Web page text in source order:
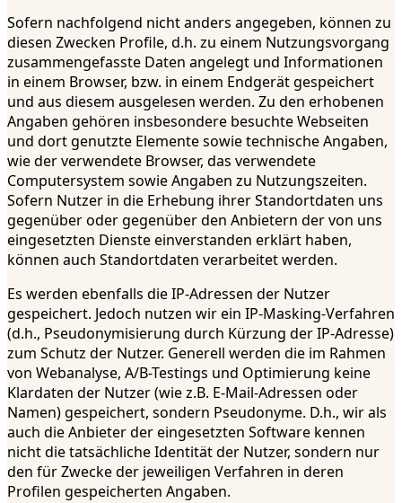
Sofern nachfolgend nicht anders angegeben, können zu
diesen Zwecken Profile, d.h. zu einem Nutzungsvorgang
zusammengefasste Daten angelegt und Informationen
in einem Browser, bzw. in einem Endgerät gespeichert
und aus diesem ausgelesen werden. Zu den erhobenen
Angaben gehören insbesondere besuchte Webseiten
und dort genutzte Elemente sowie technische Angaben,
wie der verwendete Browser, das verwendete
Computersystem sowie Angaben zu Nutzungszeiten.
Sofern Nutzer in die Erhebung ihrer Standortdaten uns
gegenüber oder gegenüber den Anbietern der von uns
eingesetzten Dienste einverstanden erklärt haben,
können auch Standortdaten verarbeitet werden.
Es werden ebenfalls die IP-Adressen der Nutzer
gespeichert. Jedoch nutzen wir ein IP-Masking-Verfahren
(d.h., Pseudonymisierung durch Kürzung der IP-Adresse)
zum Schutz der Nutzer. Generell werden die im Rahmen
von Webanalyse, A/B-Testings und Optimierung keine
Klardaten der Nutzer (wie z.B. E-Mail-Adressen oder
Namen) gespeichert, sondern Pseudonyme. D.h., wir als
auch die Anbieter der eingesetzten Software kennen
nicht die tatsächliche Identität der Nutzer, sondern nur
den für Zwecke der jeweiligen Verfahren in deren
Profilen gespeicherten Angaben.